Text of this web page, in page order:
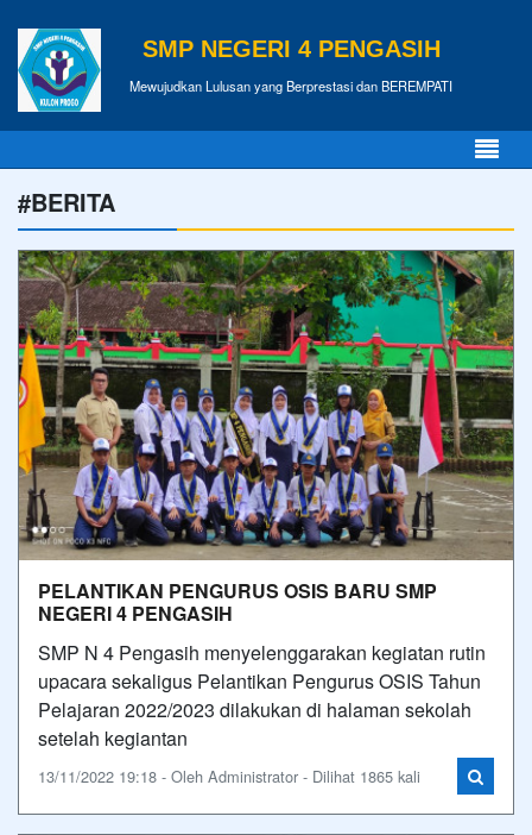
SMP NEGERI 4 PENGASIH
Mewujudkan Lulusan yang Berprestasi dan BEREMPATI
#BERITA
PELANTIKAN PENGURUS OSIS BARU SMP
NEGERI 4 PENGASIH
SMP N 4 Pengasih menyelenggarakan kegiatan rutin
upacara sekaligus Pelantikan Pengurus OSIS Tahun
Pelajaran 2022/2023 dilakukan di halaman sekolah
setelah kegiantan
13/11/2022 19:18 - Oleh Administrator - Dilihat 1865 kali